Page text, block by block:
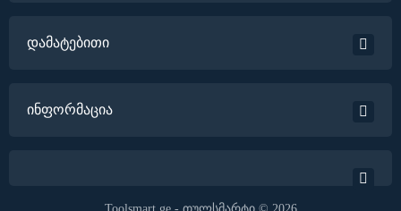
დამატებითი
ინფორმაცია